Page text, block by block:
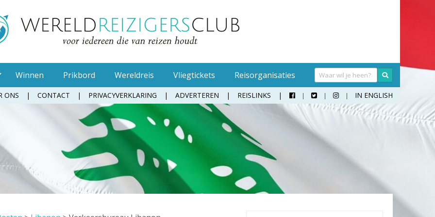
Muggenspray
Oordopjes
Tandenborstel
Toiletpapier
Waterfles
Handwasmiddel
Hangmat
Klamboe
Koffer
Moneybelt
Sokken
Teenslippers
Winnen Prikbord Wereldreis Vliegtickets Reisorganisaties
ONS CONTACT PRIVACYVERKLARING ADVERTEREN REISLINKS    IN ENGLISH